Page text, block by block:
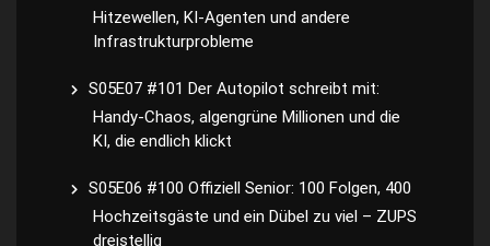
Hitzewellen, KI-Agenten und andere
Infrastrukturprobleme
S05E07 #101 Der Autopilot schreibt mit:
Handy-Chaos, algengrüne Millionen und die
KI, die endlich klickt
S05E06 #100 Offiziell Senior: 100 Folgen, 400
Hochzeitsgäste und ein Dübel zu viel – ZUPS
dreistellig